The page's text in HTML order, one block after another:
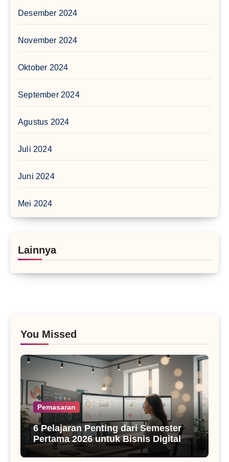
Desember 2024
November 2024
Oktober 2024
September 2024
Agustus 2024
Juli 2024
Juni 2024
Mei 2024
Lainnya
You Missed
Pemasaran
6 Pelajaran Penting dari Semester
Pertama 2026 untuk Bisnis Digital